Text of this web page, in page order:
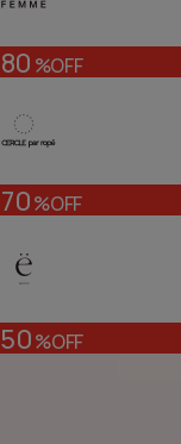
80 %OFF
70%OFF
50%OFF